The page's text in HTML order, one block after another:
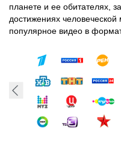
планете и ее обитателях,
достижениях
популярное видео в